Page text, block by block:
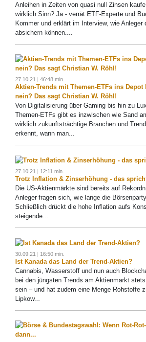
Anleihen in Zeiten von quasi null Zinsen
wirklich Sinn? Ja - verrät ETF-Experte und
Kommer und erklärt im Interview, wie Anleger
absichern können....
27.10.21 | 46:48 min.
Aktien-Trends mit Themen-ETFs ins Depot
nein? Das sagt Christian W. Röhl!
Von Digitalisierung über Gaming bis hin zu
Themen-ETFs gibt es inzwischen wie Sand
wirklich zukunftsträchtige Branchen und
erkennt, wann man...
27.10.21 | 12:11 min.
Trotz Inflation & Zinserhöhung - das
Die US-Aktienmärkte sind bereits auf
Anleger fragen sich, wie lange die
Schließlich drückt die hohe Inflation aufs
steigende...
30.09.21 | 16:50 min.
Ist Kanada das Land der Trend-Aktien?
Cannabis, Wasserstoff und nun auch
bei den jüngsten Trends am Aktienmarkt
sein – und hat zudem eine Menge Rohstoffe
Lipkow...